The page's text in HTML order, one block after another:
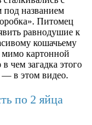
названием
Питомец
равнодушие к
кошачьему
мимо картонной
чем загадка этого
— в этом видео.
по 2 яйца